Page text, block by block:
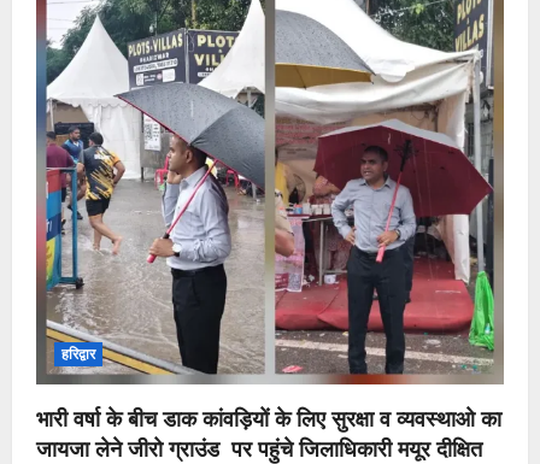
हरिद्वार
भारी वर्षा के बीच डाक कांवड़ियों के लिए सुरक्षा व व्यवस्थाओ का
जायजा लेने जीरो ग्राउंड पर पहुंचे जिलाधिकारी मयूर दीक्षित